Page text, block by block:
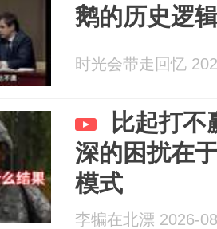
鹅的历史逻
时光会带走回忆
比起打不
深的困扰在
模式
李犏在北漂 2026-